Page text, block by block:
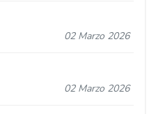
02 Marzo 2026
02 Marzo 2026